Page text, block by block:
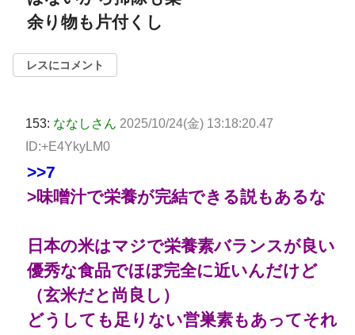
余り物も片付くし
レスにコメント
153: ななしさん 2025/10/24(金) 13:18:20.47
ID:+E4YkyLM0
>>7
>味噌汁で栄養が完結できる説もあるな
日本の米はマジで栄養素バランスが良い
優秀な食品でほぼ完全に近いんだけど
（玄米だと尚良し）
どうしても足りない営巣素もあってそれ